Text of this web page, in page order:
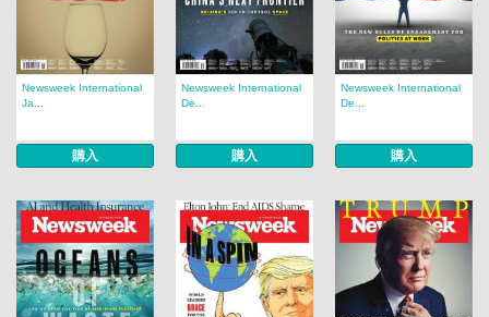
Newsweek International
Ja...
購入
Newsweek International
De...
購入
Newsweek International
De...
購入